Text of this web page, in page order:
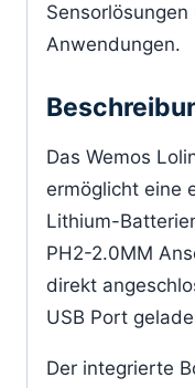
Anwendungen.
Das Wemos
ermöglicht eine
Lithium-
PH2-2.0MM
direkt
USB Port
Der integrierte